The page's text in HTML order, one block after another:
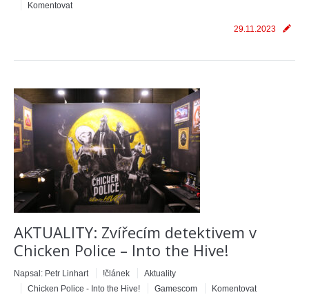
Komentovat
29.11.2023
AKTUALITY: Zvířecím detektivem v
Chicken Police – Into the Hive!
Napsal: Petr Linhart !článek
Aktuality
Chicken Police - Into the Hive!
Gamescom Komentovat